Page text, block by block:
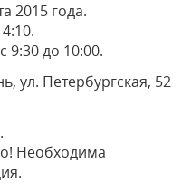
2015 года.
с 9:30 до 10:00.
ул. Петербургская, 52
Необходима